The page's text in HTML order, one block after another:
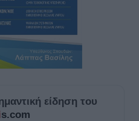
είδηση του
s.com